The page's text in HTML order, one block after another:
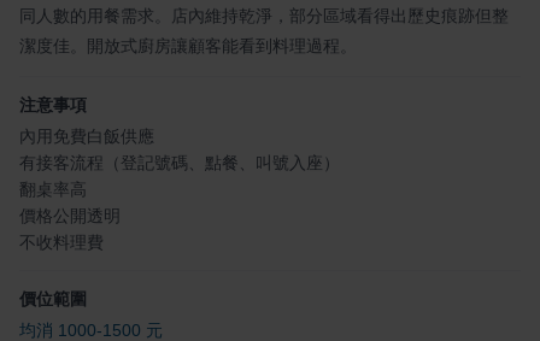
同人數的用餐需求。店內維持乾淨，部分區域看得出歷史痕跡但整
潔度佳。開放式廚房讓顧客能看到料理過程。
注意事項
內用免費白飯供應
有接客流程（登記號碼、點餐、叫號入座）
翻桌率高
價格公開透明
不收料理費
價位範圍
均消 1000-1500 元